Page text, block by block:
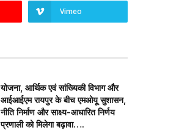
Vimeo
योजना, आर्थिक एवं सांख्यिकी विभाग और
आईआईएम रायपुर के बीच एमओयू सुशासन,
नीति निर्माण और साक्ष्य-आधारित निर्णय
प्रणाली को मिलेगा बढ़ावा….